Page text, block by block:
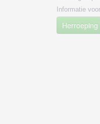
Informatie
Herroeping